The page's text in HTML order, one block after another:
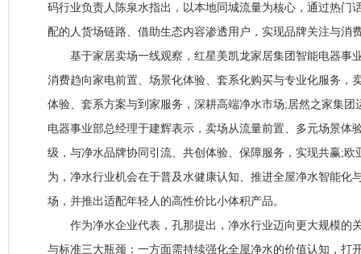
码行业负责人陈泉水指出，以本地同城流量为核心，通过热门
配的人货场链路、借助生态内容渗透用户，实现品牌关注与消
基于家居卖场一线观察，红星美凯龙家居集团智能电器事
消费趋向家电前置、场景化体验、套系化购买与专业化服务，
体验、套系方案与到家服务，深耕高端净水市场;居然之家集团
电器事业部总经理于建辉表示，卖场从流量前置、多元场景体
级，与净水品牌协同引流、共创体验、保障服务，实现共赢;欧
为，净水行业机会在于普及水健康认知、推进全屋净水智能化
场，并推出适配年轻人的高性价比小体积产品。
作为净水企业代表，孔那提出，净水行业迈向更大规模的
与标准三大瓶颈：一方面需持续强化全屋净水的价值认知，打